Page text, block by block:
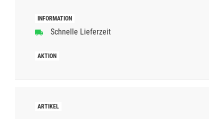
Schnelle Lieferzeit